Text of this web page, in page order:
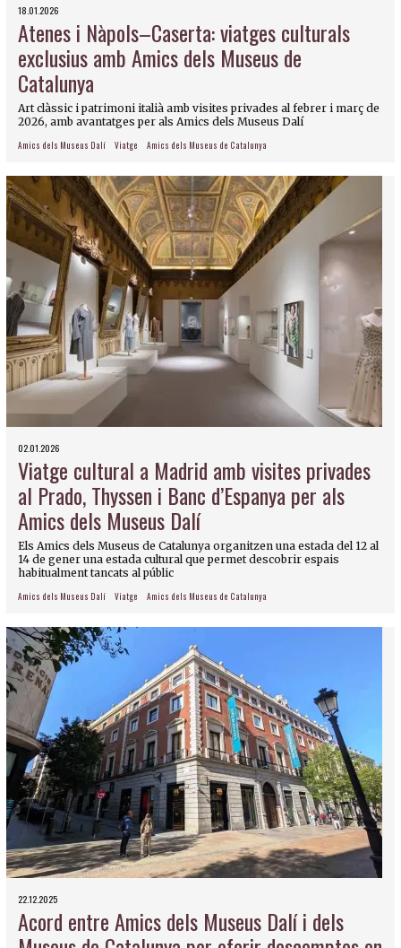
18.01.2026
Atenes i Nàpols–Caserta: viatges culturals
exclusius amb Amics dels Museus de
Catalunya
Art clàssic i patrimoni italià amb visites privades al febrer i març de
2026, amb avantatges per als Amics dels Museus Dalí
Amics dels Museus Dalí Viatge Amics dels Museus de Catalunya
02.01.2026
Viatge cultural a Madrid amb visites privades
al Prado, Thyssen i Banc d’Espanya per als
Amics dels Museus Dalí
Els Amics dels Museus de Catalunya organitzen una estada del 12 al
14 de gener una estada cultural que permet descobrir espais
habitualment tancats al públic
Amics dels Museus Dalí Viatge Amics dels Museus de Catalunya
22.12.2025
Acord entre Amics dels Museus Dalí i dels